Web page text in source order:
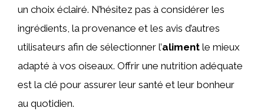
un choix éclairé. N’hésitez pas à considérer les
ingrédients, la provenance et les avis d’autres
utilisateurs afin de sélectionner l’aliment le mieux
adapté à vos oiseaux. Offrir une nutrition adéquate
est la clé pour assurer leur santé et leur bonheur
au quotidien.